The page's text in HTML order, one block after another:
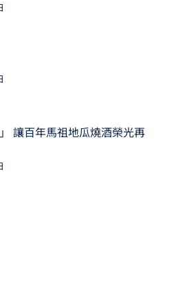
讓百年馬祖地瓜燒酒榮光再